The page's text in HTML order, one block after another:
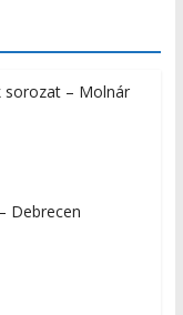
sorozat – Molnár
Debrecen